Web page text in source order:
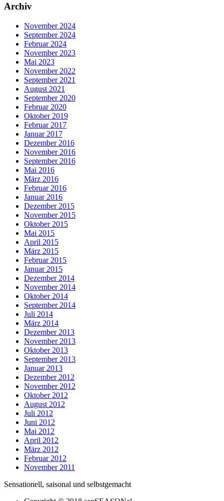
Archiv
November 2024
September 2024
Februar 2024
November 2023
Mai 2023
November 2022
September 2021
August 2021
September 2020
Februar 2020
Oktober 2019
Februar 2017
Januar 2017
Dezember 2016
November 2016
September 2016
Mai 2016
März 2016
Februar 2016
Januar 2016
Dezember 2015
November 2015
Oktober 2015
Mai 2015
April 2015
März 2015
Februar 2015
Januar 2015
Dezember 2014
November 2014
Oktober 2014
September 2014
Juli 2014
März 2014
Dezember 2013
November 2013
Oktober 2013
September 2013
Januar 2013
Dezember 2012
November 2012
Oktober 2012
August 2012
Juli 2012
Juni 2012
Mai 2012
April 2012
März 2012
Februar 2012
November 2011
Sensationell, saisonal und selbstgemacht